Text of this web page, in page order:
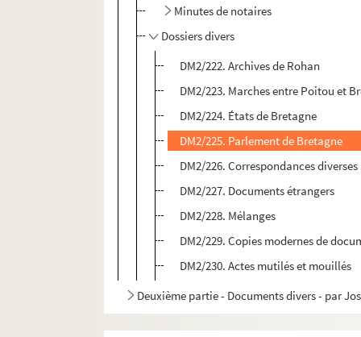
Minutes de notaires
Dossiers divers
DM2/222. Archives de Rohan
DM2/223. Marches entre Poitou et
DM2/224. États de Bretagne
DM2/225. Parlement de Bretagne
DM2/226. Correspondances diverses
DM2/227. Documents étrangers
DM2/228. Mélanges
DM2/229. Copies modernes de
DM2/230. Actes mutilés et mouillés
Deuxième partie - Documents divers - par